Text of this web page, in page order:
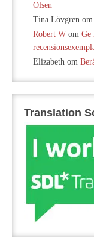
Olsen
Tina Lövgren om
Robert W om Ge
Elizabeth om
Translation